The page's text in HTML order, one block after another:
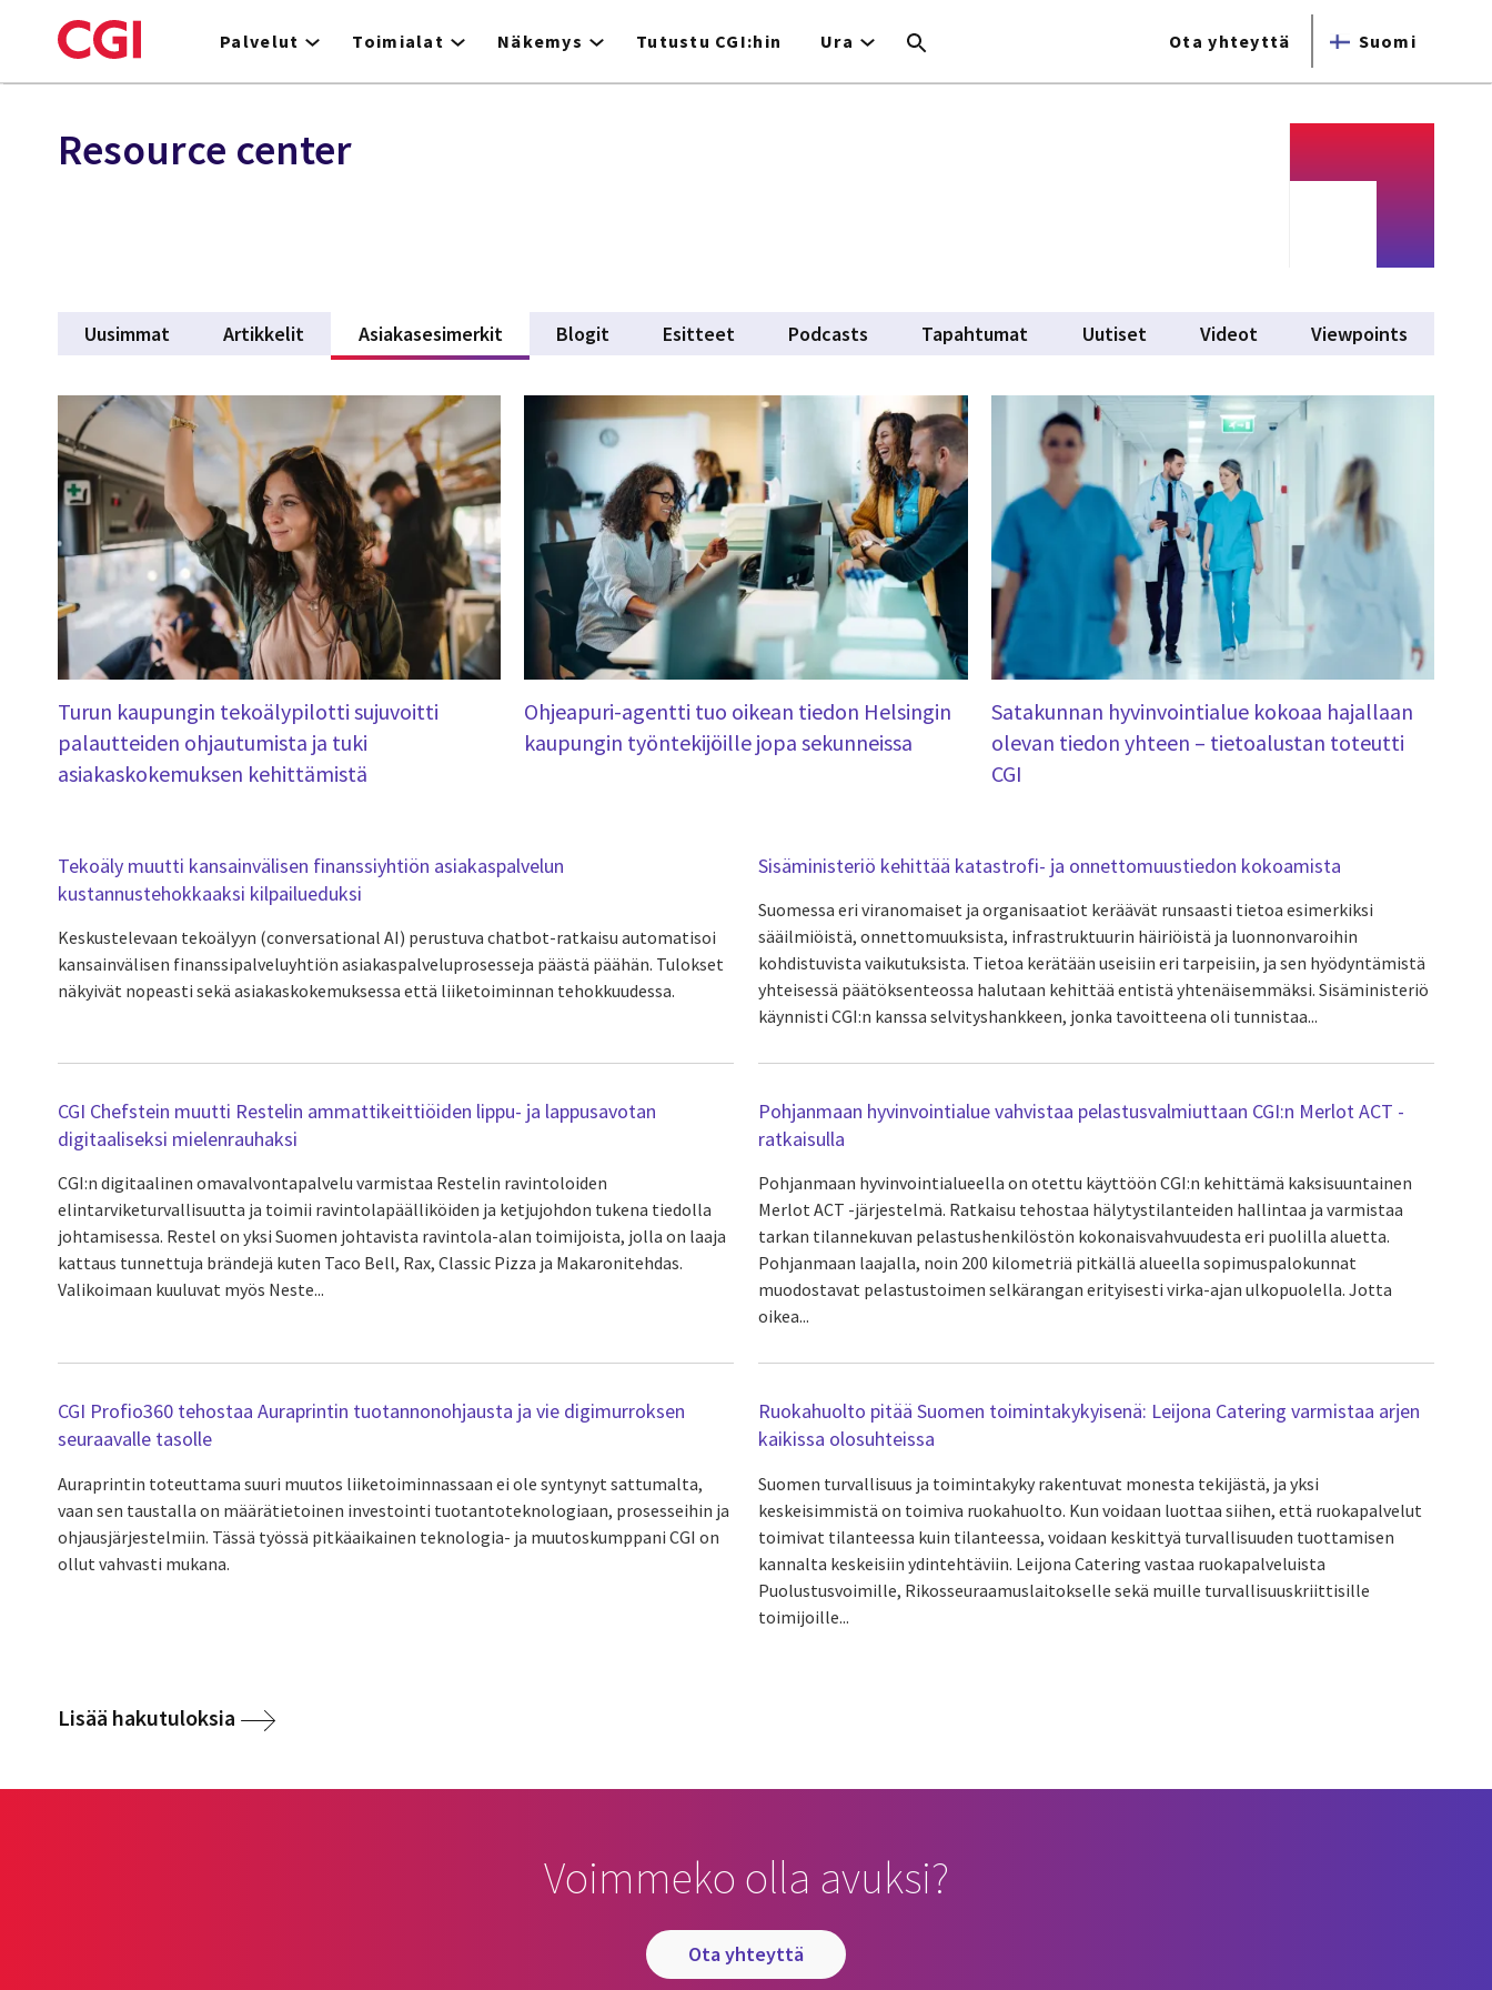
to
Palvelut Toimialat Näkemys Tutustu CGI:hin Ura Ota yhteyttä Suomi
Resource center
Uusimmat Artikkelit Asiakasesimerkit(active tab)
Blogit Esitteet Podcasts Tapahtumat Uutiset Videot Viewpoints
Turun kaupungin tekoälypilotti sujuvoitti
palautteiden ohjautumista ja tuki
asiakaskokemuksen kehittämistä
Ohjeapuri-agentti tuo oikean tiedon Helsingin
kaupungin työntekijöille jopa sekunneissa
Satakunnan hyvinvointialue kokoaa hajallaan
olevan tiedon yhteen – tietoalustan toteutti
CGI
Tekoäly muutti kansainvälisen finanssiyhtiön asiakaspalvelun
kustannustehokkaaksi kilpailueduksi
Keskustelevaan tekoälyyn (conversational AI) perustuva chatbot-ratkaisu automatisoi
kansainvälisen finanssipalveluyhtiön asiakaspalveluprosesseja päästä päähän. Tulokset
näkyivät nopeasti sekä asiakaskokemuksessa että liiketoiminnan tehokkuudessa.
Sisäministeriö kehittää katastrofi- ja onnettomuustiedon kokoamista
Suomessa eri viranomaiset ja organisaatiot keräävät runsaasti tietoa esimerkiksi
sääilmiöistä, onnettomuuksista, infrastruktuurin häiriöistä ja luonnonvaroihin
kohdistuvista vaikutuksista. Tietoa kerätään useisiin eri tarpeisiin, ja sen hyödyntämistä
yhteisessä päätöksenteossa halutaan kehittää entistä yhtenäisemmäksi. Sisäministeriö
käynnisti CGI:n kanssa selvityshankkeen, jonka tavoitteena oli tunnistaa...
CGI Chefstein muutti Restelin ammattikeittiöiden lippu- ja lappusavotan
digitaaliseksi mielenrauhaksi
CGI:n digitaalinen omavalvontapalvelu varmistaa Restelin ravintoloiden
elintarviketurvallisuutta ja toimii ravintolapäälliköiden ja ketjujohdon tukena tiedolla
johtamisessa. Restel on yksi Suomen johtavista ravintola-alan toimijoista, jolla on laaja
kattaus tunnettuja brändejä kuten Taco Bell, Rax, Classic Pizza ja Makaronitehdas.
Valikoimaan kuuluvat myös Neste...
Pohjanmaan hyvinvointialue vahvistaa pelastusvalmiuttaan CGI:n Merlot ACT -
ratkaisulla
Pohjanmaan hyvinvointialueella on otettu käyttöön CGI:n kehittämä kaksisuuntainen
Merlot ACT -järjestelmä. Ratkaisu tehostaa hälytystilanteiden hallintaa ja varmistaa
tarkan tilannekuvan pelastushenkilöstön kokonaisvahvuudesta eri puolilla aluetta.
Pohjanmaan laajalla, noin 200 kilometriä pitkällä alueella sopimuspalokunnat
muodostavat pelastustoimen selkärangan erityisesti virka-ajan ulkopuolella. Jotta
oikea...
CGI Profio360 tehostaa Auraprintin tuotannonohjausta ja vie digimurroksen
seuraavalle tasolle
Auraprintin toteuttama suuri muutos liiketoiminnassaan ei ole syntynyt sattumalta,
vaan sen taustalla on määrätietoinen investointi tuotantoteknologiaan, prosesseihin ja
ohjausjärjestelmiin. Tässä työssä pitkäaikainen teknologia- ja muutoskumppani CGI on
ollut vahvasti mukana.
Ruokahuolto pitää Suomen toimintakykyisenä: Leijona Catering varmistaa arjen
kaikissa olosuhteissa
Suomen turvallisuus ja toimintakyky rakentuvat monesta tekijästä, ja yksi
keskeisimmistä on toimiva ruokahuolto. Kun voidaan luottaa siihen, että ruokapalvelut
toimivat tilanteessa kuin tilanteessa, voidaan keskittyä turvallisuuden tuottamisen
kannalta keskeisiin ydintehtäviin. Leijona Catering vastaa ruokapalveluista
Puolustusvoimille, Rikosseuraamuslaitokselle sekä muille turvallisuuskriittisille
toimijoille...
Lisää hakutuloksia
Voimmeko olla avuksi?
ota yhteyttä